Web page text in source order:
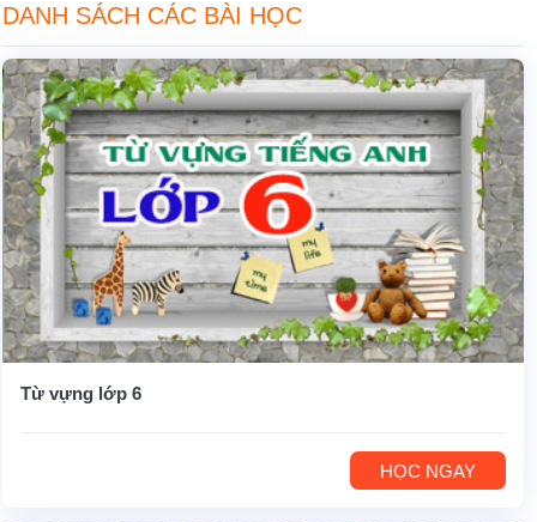
DANH SÁCH CÁC BÀI HỌC
Từ vựng lớp 6
HỌC NGAY